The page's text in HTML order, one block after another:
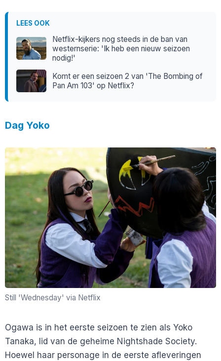
LEES OOK
Netflix-kijkers nog steeds in de ban van
westernserie: 'Ik heb een nieuw seizoen
nodig!'
Komt er een seizoen 2 van 'The Bombing of
Pan Am 103' op Netflix?
Dag Yoko
Still 'Wednesday' via Netflix
Ogawa is in het eerste seizoen te zien als Yoko
Tanaka, lid van de geheime Nightshade Society.
Hoewel haar personage in de eerste afleveringen